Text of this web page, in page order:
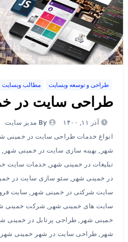
طراحی و توسعه وبسایت مطالب وبسایت
طراحی سایت در
آذر ۱۱, ۱۴۰۰ By مدیر سایت
انواع خدمات طراحی سایت در خمینی
شهر , بهینه سازی سایت در خمینی شهر ,
تبلیغات در خمینی شهر , خدمات سایت
در خمینی شهر , سئو سازی سایت در
سایت شرکتی در خمینی شهر , سایت
سایت های خمینی شهر , شرکت خمینی
خمینی شهر , طراحی پرتابل در خمینی
شهر , طراحی سایت در شهر خمینی شهر